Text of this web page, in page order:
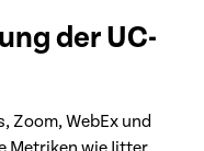
der UC-
Zoom, WebEx und